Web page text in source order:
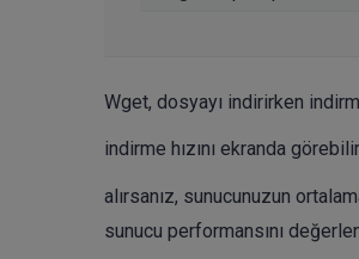
Wget, dosyayı indirirken
indirme hızını ekranda
alırsanız, sunucunuzun
sunucu performansını